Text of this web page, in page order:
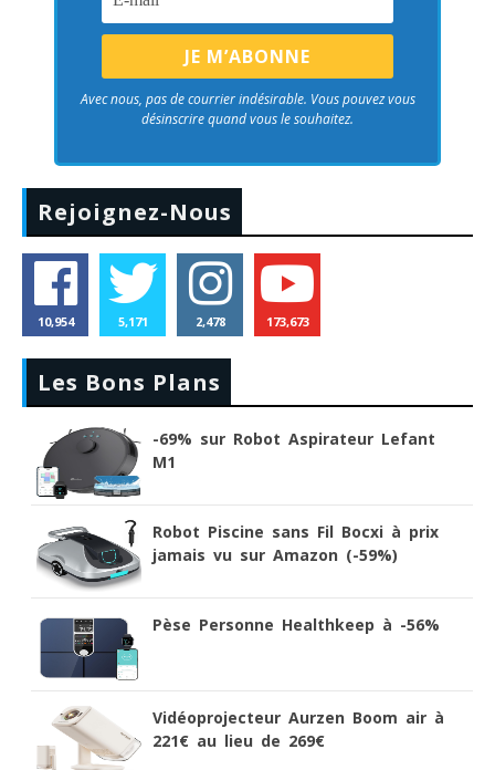
Avec nous, pas de courrier indésirable. Vous pouvez vous
désinscrire quand vous le souhaitez.
Rejoignez-Nous
10,954 5,171 2,478 173,673
Les Bons Plans
-69% sur Robot Aspirateur Lefant
M1
Robot Piscine sans Fil Bocxi à prix
jamais vu sur Amazon (-59%)
Pèse Personne Healthkeep à -56%
Vidéoprojecteur Aurzen Boom air à
221€ au lieu de 269€